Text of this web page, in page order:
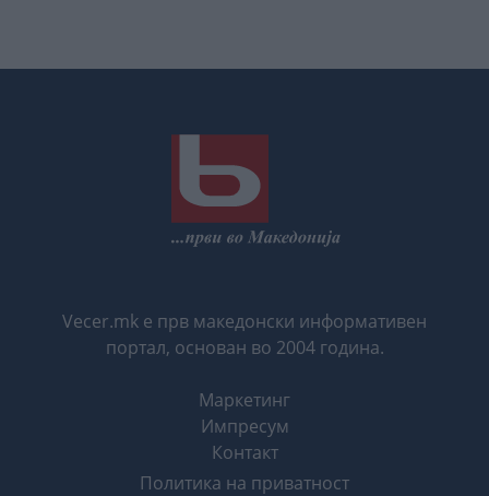
Vecer.mk е прв македонски информативен
портал, основан во 2004 година.
Маркетинг
Импресум
Контакт
Политика на приватност